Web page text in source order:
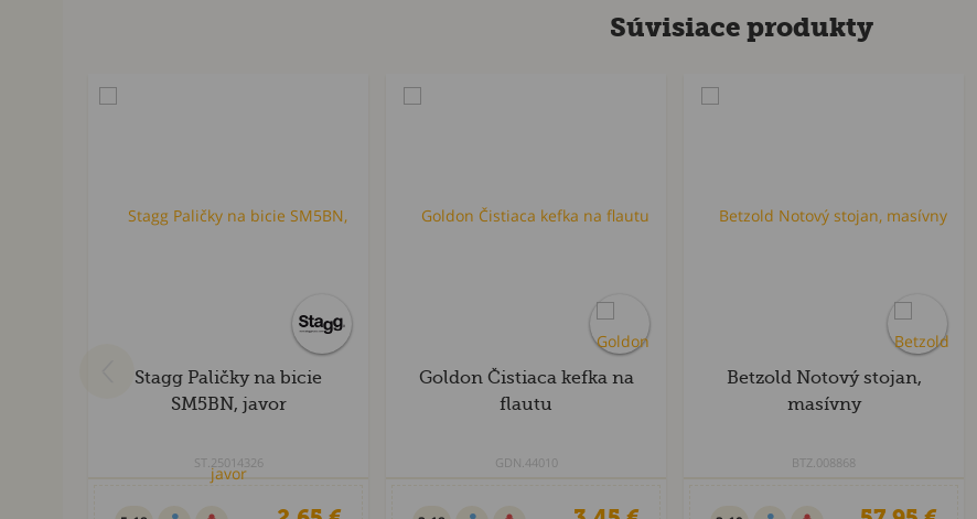
Súvisiace produkty
Stagg Paličky na bicie
SM5BN, javor
ST.25014326
Goldon Čistiaca kefka na
flautu
GDN.44010
Betzold Notový stojan,
masívny
BTZ.008868